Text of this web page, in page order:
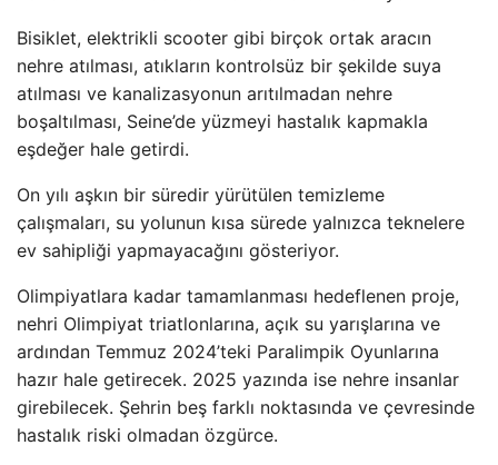
Bisiklet, elektrikli scooter gibi birçok ortak aracın
nehre atılması, atıkların kontrolsüz bir şekilde suya
atılması ve kanalizasyonun arıtılmadan nehre
boşaltılması, Seine’de yüzmeyi hastalık kapmakla
eşdeğer hale getirdi.
On yılı aşkın bir süredir yürütülen temizleme
çalışmaları, su yolunun kısa sürede yalnızca teknelere
ev sahipliği yapmayacağını gösteriyor.
Olimpiyatlara kadar tamamlanması hedeflenen proje,
nehri Olimpiyat triatlonlarına, açık su yarışlarına ve
ardından Temmuz 2024’teki Paralimpik Oyunlarına
hazır hale getirecek. 2025 yazında ise nehre insanlar
girebilecek. Şehrin beş farklı noktasında ve çevresinde
hastalık riski olmadan özgürce.